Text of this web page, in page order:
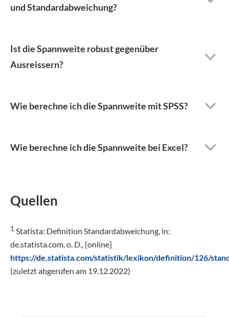
und Standardabweichung?
Ist die Spannweite robust gegenüber
Ausreissern?
Wie berechne ich die Spannweite mit SPSS?
Wie berechne ich die Spannweite bei Excel?
Quellen
1 Statista: Definition Standardabweichung, in:
de.statista.com, o. D., [online]
https://de.statista.com/statistik/lexikon/definition/126/
(zuletzt abgerufen am 19.12.2022)